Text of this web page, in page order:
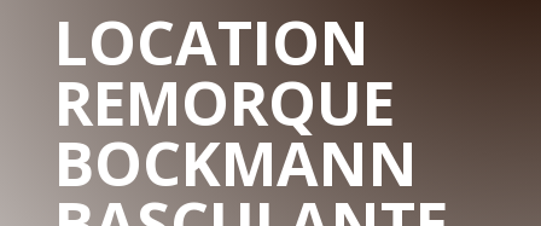
LOCATION
REMORQUE
BOCKMANN